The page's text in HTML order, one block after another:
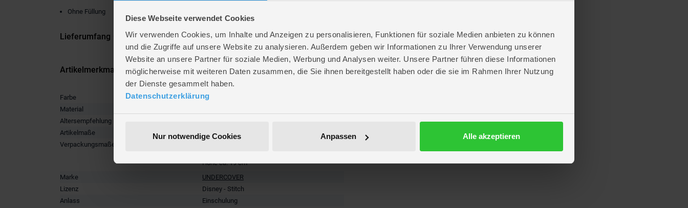
Diese Webseite verwendet Cookies
Wir verwenden Cookies, um Inhalte und Anzeigen zu personalisieren, Funktionen für soziale Medien anbieten zu können
und die Zugriffe auf unsere Website zu analysieren. Außerdem geben wir Informationen zu Ihrer Verwendung unserer
Website an unsere Partner für soziale Medien, Werbung und Analysen weiter. Unsere Partner führen diese Informationen
möglicherweise mit weiteren Daten zusammen, die Sie ihnen bereitgestellt haben oder die sie im Rahmen Ihrer Nutzung
der Dienste gesammelt haben.
Datenschutzerklärung
Nur notwendige Cookies Anpassen Alle akzeptieren
Ohne Füllung
Lieferumfang
Artikelmerkmale
Farbe
multicolor
Material
Altersempfehlung
Artikelmaße
Länge ca. 70 cm
Verpackungsmaße
Höhe ca. 19 cm
Marke
UNDERCOVER
Lizenz
Disney - Stitch
Anlass
Einschulung